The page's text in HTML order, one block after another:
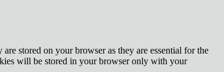
stored on your browser as they are essential for the
will be stored in your browser only with your